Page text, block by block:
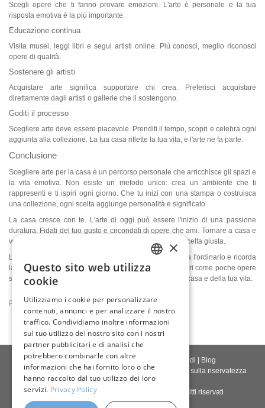
Scegli opere che ti fanno provare emozioni. L'arte è personale e la tua
risposta emotiva è la più importante.
Educazione continua
Visita musei, leggi libri e segui artisti online. Più conosci, meglio riconosci
opere di qualità.
Sostenere gli artisti
Acquistare arte significa supportare chi crea. Preferisci acquistare
direttamente dagli artisti o gallerie che li sostengono.
Goditi il processo
Scegliere arte deve essere piacevole. Prenditi il tempo, scopri e celebra ogni
aggiunta alla collezione. La tua casa riflette la tua vita, e l'arte ne fa parte.
Conclusione
Scegliere arte per la casa è un percorso personale che arricchisce gli spazi e
la vita emotiva. Non esiste un metodo unico: crea un ambiente che ti
rappresenti e ti ispiri ogni giorno. Che tu inizi con una stampa o costruisca
una collezione, ogni scelta aggiunge personalità e significato.
La casa cresce con te. L'arte di oggi può essere l'inizio di una passione
duratura. Fidati del tuo gusto e circondati di opere che ami. Tornare a casa e
vedere un'opera che ti emoziona significa aver fatto la scelta giusta.
L'arte trasforma spazi anonimi in luoghi personali, eleva l'ordinario e ricorda
la bellezza del mondo. Inizia il tuo percorso oggi e scopri come poche opere
scelte con cura possano cambiare l'atmosfera della tua casa e della tua vita.
Publicat la 2021-06-20 Art Blog 6262
Contattaci| Chi siamo|Qualità giclée Accedi
Blog
Politica di consegna |Politica di restituzione Politica sulla riservatezza
Diritto d'autore © 2026 - Tutti i diritti riservati
GERMAN
FRENCH
×
Questo sito web utilizza
cookie
Utilizziamo i cookie per personalizzare
contenuti, annunci e per analizzare il nostro
traffico. Condividiamo inoltre informazioni
sul tuo utilizzo del nostro sito con i nostri
partner pubblicitari e di analisi che
potrebbero combinarle con altre
informazioni che hai fornito loro o che
hanno raccolto dal tuo utilizzo dei loro
servizi. Privacy Policy